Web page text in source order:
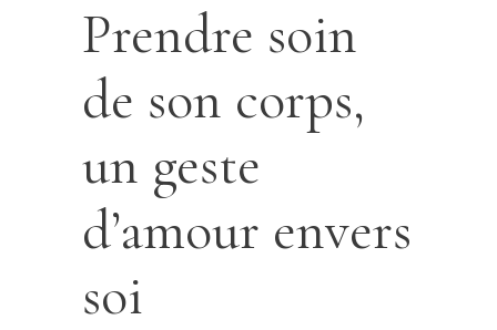
Prendre soin
de son corps,
un geste
d’amour envers
soi